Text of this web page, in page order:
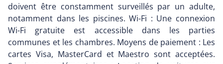
doivent être constamment surveillés par un adulte,
notamment dans les piscines. Wi-Fi : Une connexion
Wi-Fi gratuite est accessible dans les parties
communes et les chambres. Moyens de paiement : Les
cartes Visa, MasterCard et Maestro sont acceptées.